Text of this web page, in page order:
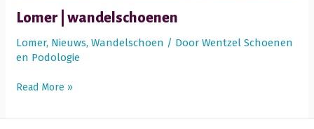
Lomer | wandelschoenen
Lomer, Nieuws,Wandelschoen / DoorWentzel Schoenen
en Podologie
Lomer
Read More »